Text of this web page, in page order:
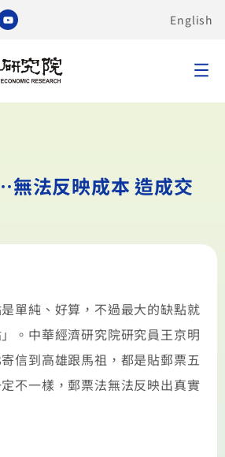
English
法反映成本 造成交
純、好算，不過最大的缺點就
。中華經濟研究院研究員王京明
信到高雄跟馬祖，都是貼郵票五
不一樣，郵票法無法反映出真實